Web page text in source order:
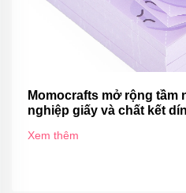
Momocrafts mở rộng tầm
nghiệp giấy và chất kết
Xem thêm